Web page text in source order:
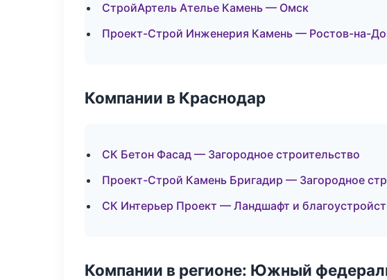
СтройАртель Ателье Камень — Омск
Проект-Строй Инженерия Камень — Ростов-на-
Компании в Краснодар
СК Бетон Фасад — Загородное строительство
Проект-Строй Камень Бригадир — Загородное
СК Интерьер Проект — Ландшафт и
Компании в регионе: Южный